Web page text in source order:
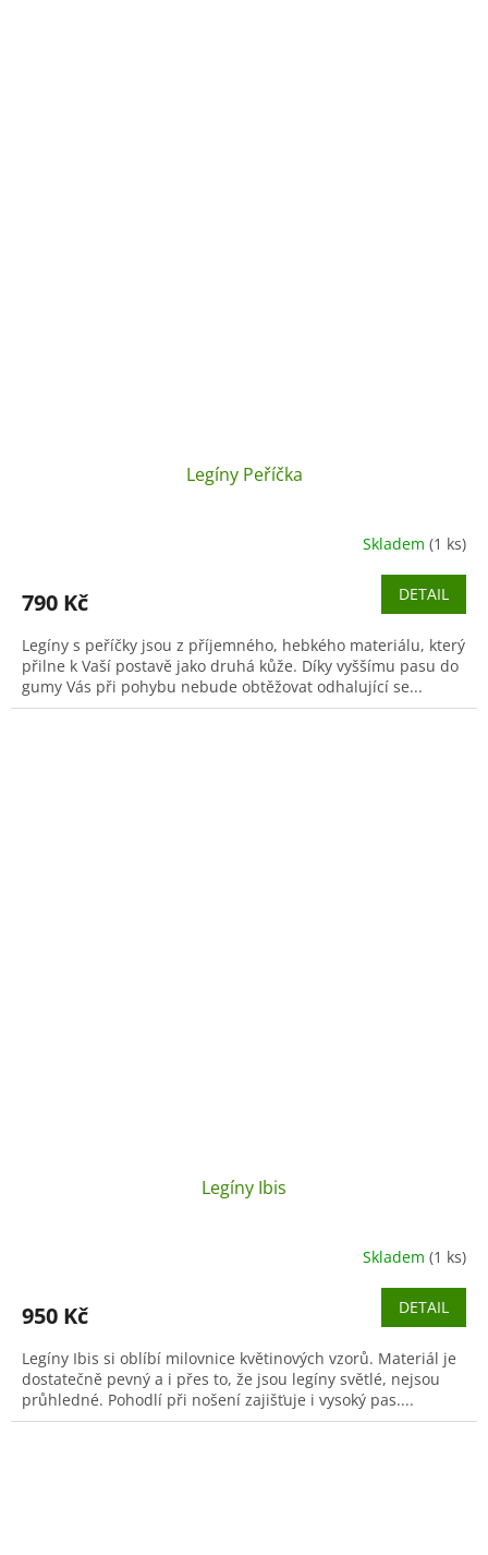
Legíny Peříčka
Skladem (1 ks)
790 Kč DETAIL
Legíny s peříčky jsou z příjemného, hebkého materiálu, který
přilne k Vaší postavě jako druhá kůže. Díky vyššímu pasu do
gumy Vás při pohybu nebude obtěžovat odhalující se...
Legíny Ibis
Skladem (1 ks)
950 Kč DETAIL
Legíny Ibis si oblíbí milovnice květinových vzorů. Materiál je
dostatečně pevný a i přes to, že jsou legíny světlé, nejsou
průhledné. Pohodlí při nošení zajišťuje i vysoký pas....